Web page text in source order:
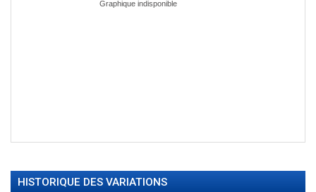
HISTORIQUE DES VARIATIONS